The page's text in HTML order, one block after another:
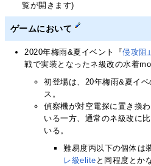
覧が開きます)
ゲームにおいて
2020年梅雨&夏イベント『侵攻阻
戦で実装となったネ級改の水着
初登場は、20年梅雨&夏イベ
ス。
偵察機が対空電探に置き換
いる一方、通常のネ級改に
いる。
難易度丙以下の個体は
レ級elite と同程度とか